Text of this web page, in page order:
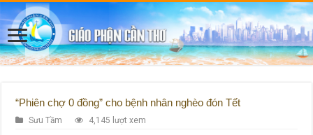
“Phiên chợ 0 đồng” cho bệnh nhân nghèo đón Tết
Sưu Tầm 4,145 lượt xem